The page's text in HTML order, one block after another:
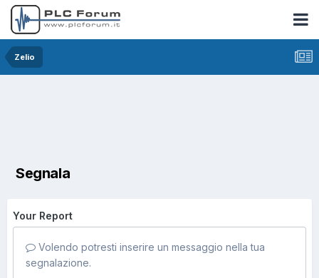
Zelio
Segnala
Your Report
Volendo potresti inserire un messaggio nella tua
segnalazione.